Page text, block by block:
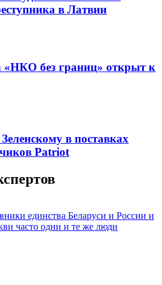
в Латвии
«НКО без границ» открыт к
в поставках
Patriot
единства Беларуси и России и
часто одни и те же люди